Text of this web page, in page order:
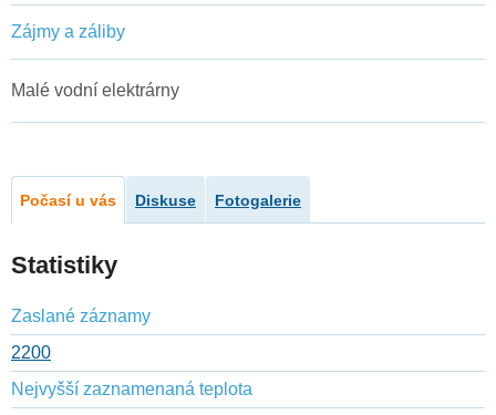
Zájmy a záliby
Malé vodní elektrárny
Počasí u vás Diskuse Fotogalerie
Statistiky
Zaslané záznamy
2200
Nejvyšší zaznamenaná teplota